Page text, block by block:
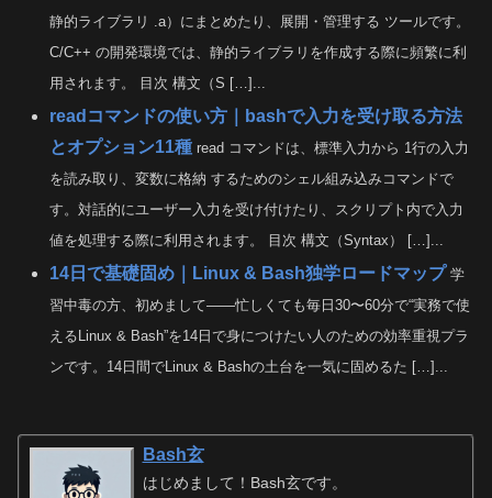
静的ライブラリ .a）にまとめたり、展開・管理する ツールです。
C/C++ の開発環境では、静的ライブラリを作成する際に頻繁に利
用されます。 目次 構文（S […]...
readコマンドの使い方｜bashで入力を受け取る方法
とオプション11種 read コマンドは、標準入力から 1行の入力
を読み取り、変数に格納 するためのシェル組み込みコマンドで
す。対話的にユーザー入力を受け付けたり、スクリプト内で入力
値を処理する際に利用されます。 目次 構文（Syntax） […]...
14日で基礎固め｜Linux & Bash独学ロードマップ 学
習中毒の方、初めまして——忙しくても毎日30〜60分で“実務で使
えるLinux & Bash”を14日で身につけたい人のための効率重視プラ
ンです。14日間でLinux & Bashの土台を一気に固めるた […]...
Bash玄
はじめまして！Bash玄です。